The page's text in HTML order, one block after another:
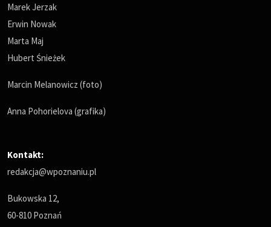
Marek Jerzak
Erwin Nowak
Marta Maj
Hubert Śnieżek
Marcin Melanowicz (foto)
Anna Pohorielova (grafika)
Kontakt:
redakcja@wpoznaniu.pl
Bukowska 12,
60-810 Poznań